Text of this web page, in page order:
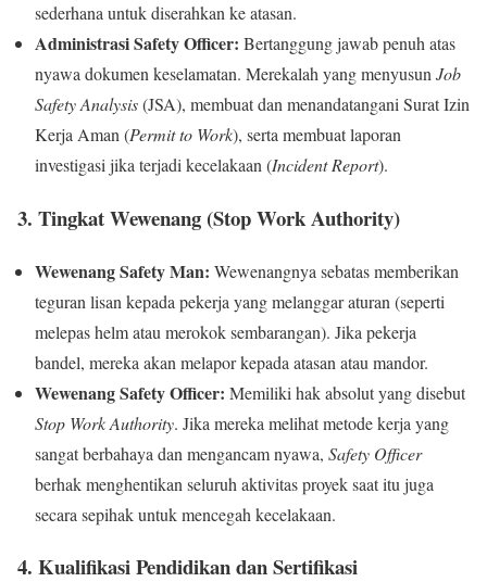
sederhana untuk diserahkan ke atasan.
Administrasi Safety Officer: Bertanggung jawab penuh atas
nyawa dokumen keselamatan. Merekalah yang menyusunJob
Safety Analysis(JSA), membuat dan menandatangani Surat Izin
Kerja Aman (Permit to Work), serta membuat laporan
investigasi jika terjadi kecelakaan (Incident Report).
3. Tingkat Wewenang (Stop Work Authority)
Wewenang Safety Man: Wewenangnya sebatas memberikan
teguran lisan kepada pekerja yang melanggar aturan (seperti
melepas helm atau merokok sembarangan). Jika pekerja
bandel, mereka akan melapor kepada atasan atau mandor.
Wewenang Safety Officer: Memiliki hak absolut yang disebut
Stop Work Authority. Jika mereka melihat metode kerja yang
sangat berbahaya dan mengancam nyawa, Safety Officer
berhak menghentikan seluruh aktivitas proyek saat itu juga
secara sepihak untuk mencegah kecelakaan.
4. Kualifikasi Pendidikan dan Sertifikasi